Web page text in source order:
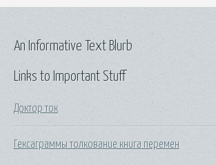
Links to Important Stuff
Доктор ток
Гексаграммы толкование книга перемен
An Informative Text Blurb